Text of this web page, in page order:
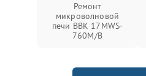
Ремонт
микроволновой
печи BBK 17MWS-
760M/B